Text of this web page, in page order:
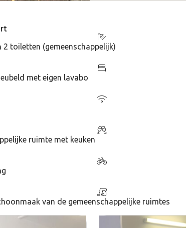
2 toiletten (gemeenschappelijk)
met eigen lavabo
ruimte met keuken
van de gemeenschappelijke ruimtes